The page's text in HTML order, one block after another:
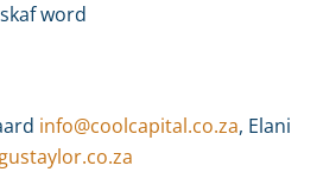
word
info@coolcapital.co.za, Elani